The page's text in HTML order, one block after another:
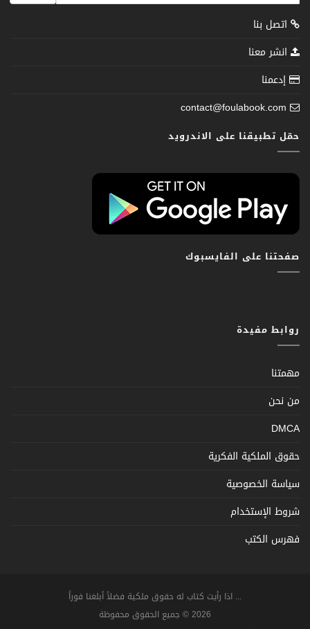
اتصل بنا
انشر معنا
إدعمنا
contact@foulabook.com
حمّل تطبيقنا على الاندرويد
صفحتنا على الفايسبوك
روابط مفيدة
مهمتنا
من نحن
DMCA
حقوق الملكية الفكرية
سياسة الخصوصية
شروط الإستخدام
فهرس الكتب
... اذا رأيت كتاب له حقوق ملكية فضلاً أبلغنا فوراً
2026 © جميع الحقوق محفوظة